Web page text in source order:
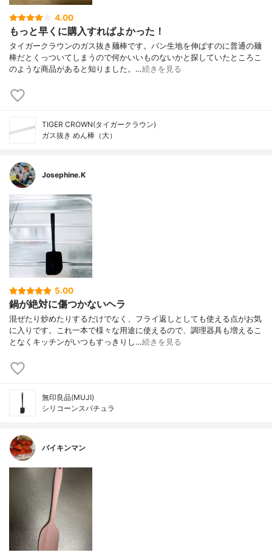
4.00
もっと早くに購入すればよかった！
タイガークラウンのガス抜き麺棒です。パン生地を伸ばすのに普通の麺
棒だとくっついてしまうので何かいいものないかと探していたところこ
のような商品があると知りました。…続きを見る
TIGER CROWN(タイガークラウン)
ガス抜き めん棒（大）
Josephine.K
5.00
鍋が絶対に傷つかないヘラ
混ぜたり炒めたりするだけでなく、フライ返しとしても使える点がお気
に入りです。これ一本で様々な用途に使えるので、調理器具も増えるこ
となくキッチンがいつもすっきりし…続きを見る
無印良品(MUJI)
シリコーンスパチュラ
バイキンマン